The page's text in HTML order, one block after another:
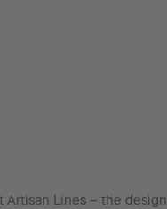
Artisan Lines – the design